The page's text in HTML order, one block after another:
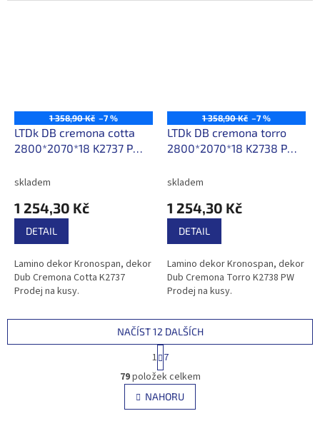
1 358,90 Kč –7 %
LTDk DB cremona cotta
2800*2070*18 K2737 PW
skladem
1 254,30 Kč
DETAIL
Lamino dekor Kronospan, dekor
Dub Cremona Cotta K2737
Prodej na kusy.
1 358,90 Kč –7 %
LTDk DB cremona torro
2800*2070*18 K2738 PW
skladem
1 254,30 Kč
DETAIL
Lamino dekor Kronospan, dekor
Dub Cremona Torro K2738 PW
Prodej na kusy.
O
v
l
á
NAČÍST 12 DALŠÍCH
t
r
á
n
k
1 7
79položek celkem
NAHORU